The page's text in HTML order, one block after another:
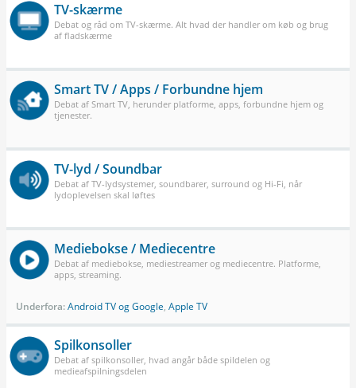
TV-skærme
Debat og råd om TV-skærme. Alt hvad der handler om køb og brug
af fladskærme
Smart TV / Apps / Forbundne hjem
Debat af Smart TV, herunder platforme, apps, forbundne hjem og
tjenester.
TV-lyd / Soundbar
Debat af TV-lydsystemer, soundbarer, surround og Hi-Fi, når
lydoplevelsen skal løftes
Mediebokse / Mediecentre
Debat af mediebokse, mediestreamer og mediecentre. Platforme,
apps, streaming.
Underfora:Android TV og Google, Apple TV
Spilkonsoller
Debat af spilkonsoller, hvad angår både spildelen og
medieafspilningsdelen